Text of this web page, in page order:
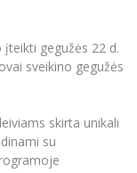
(vadovas Artūras
būdu įgytų
(SMP)
institutas
centras
(HET)
gegužės 22 d.
sveikino gegužės
skirta unikali
su